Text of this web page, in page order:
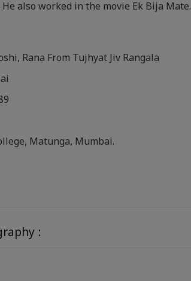
also worked in the movie Ek Bija Mate.
Rana From Tujhyat Jiv Rangala
Matunga, Mumbai.
: